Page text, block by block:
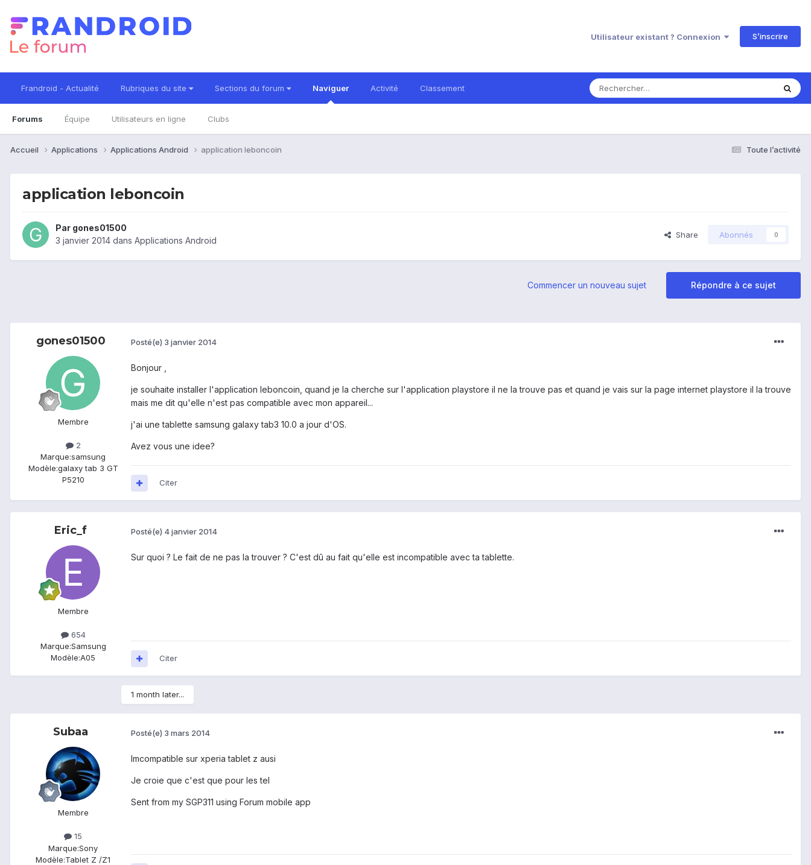
Utilisateur existant ? Connexion S’inscrire
Frandroid - Actualité Rubriques du site Sections du forum Naviguer
Forums Équipe Utilisateurs en ligne Clubs
Activité Classement
Toute l’activité
Accueil Applications Applications Android application leboncoin
application leboncoin
Par gones01500
3 janvier 2014 dans Applications Android
Share Abonnés 0
Répondre à ce sujet
Commencer un nouveau sujet
gones01500
Membre
2
Marque:samsung
Modèle:galaxy tab 3 GT
P5210
Posté(e) 3 janvier 2014
Bonjour ,
je souhaite installer l'application leboncoin, quand je la cherche sur l'application playstore il ne la trouve pas et quand je vais sur la page internet playstore il la trouve
mais me dit qu'elle n'est pas compatible avec mon appareil...
j'ai une tablette samsung galaxy tab3 10.0 a jour d'OS.
Avez vous une idee?
Citer
Eric_f
Membre
654
Marque:Samsung
Modèle:A05
Posté(e) 4 janvier 2014
Sur quoi ? Le fait de ne pas la trouver ? C'est dû au fait qu'elle est incompatible avec ta tablette.
Citer
1 month later...
Subaa
Membre
15
Marque:Sony
Modèle:Tablet Z /Z1
Posté(e) 3 mars 2014
Imcompatible sur xperia tablet z ausi
Je croie que c'est que pour les tel
Sent from my SGP311 using Forum mobile app